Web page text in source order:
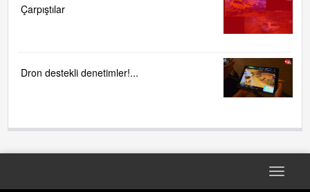
Çarpıştılar
Dron destekli denetimler!...
Toggle